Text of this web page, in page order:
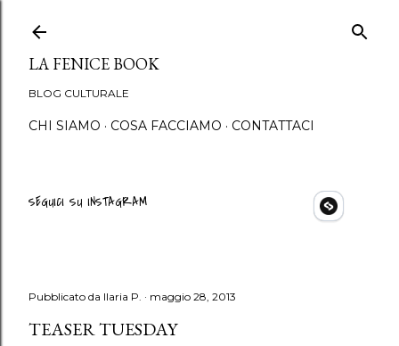
LA FENICE BOOK
BLOG CULTURALE
CHI SIAMO COSA FACCIAMO CONTATTACI
SEGUICI SU INSTAGRAM
Pubblicato da Ilaria P. maggio 28, 2013
TEASER TUESDAY